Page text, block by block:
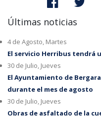
Últimas noticias
4 de Agosto, Martes
El servicio Herribus tendrá
30 de Julio, Jueves
El Ayuntamiento de
durante el mes de agosto
30 de Julio, Jueves
Obras de asfaltado de la